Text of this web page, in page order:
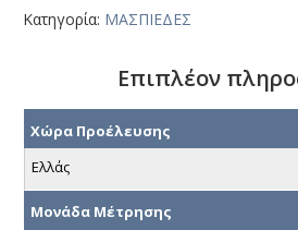
Κατηγορία: ΜΑΣΠΙΕΔΕΣ
Επιπλέον
Χώρα Προέλευσης
Ελλάς
Μονάδα Μέτρησης